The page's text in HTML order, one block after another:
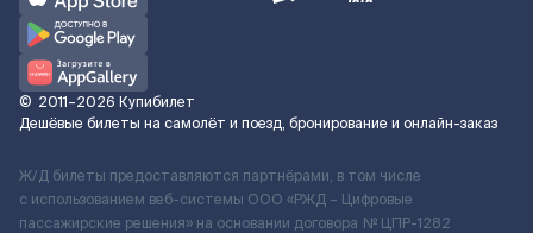
© 2011–2026 Купибилет
Дешёвые билеты на самолёт и поезд, бронирование и онлайн-заказ
Ж/Д билеты предоставляются партнёрами, в том числе
с использованием веб-системы ООО «РЖД – Цифровые
пассажирские решения» на основании договора № ЦПР-1282